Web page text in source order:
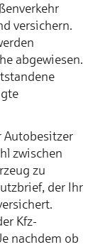
versichern.
abgewiesen.
Autobesitzer
zwischen
zu
der Ihr
Kfz-
nachdem ob